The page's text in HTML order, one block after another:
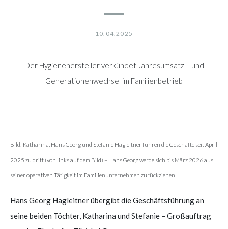
10.04.2025
Der Hygienehersteller verkündet Jahresumsatz – und
Generationenwechsel im Familienbetrieb
Bild: Katharina, Hans Georg und Stefanie Hagleitner führen die Geschäfte seit April
2025 zu dritt (von links auf dem Bild) – Hans Georg werde sich bis März 2026 aus
seiner operativen Tätigkeit im Familienunternehmen zurückziehen
Hans Georg Hagleitner übergibt die Geschäftsführung an
seine beiden Töchter, Katharina und Stefanie – Großauftrag